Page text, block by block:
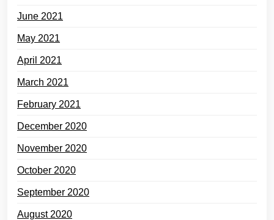
June 2021
May 2021
April 2021
March 2021
February 2021
December 2020
November 2020
October 2020
September 2020
August 2020